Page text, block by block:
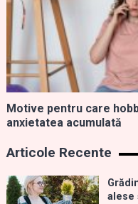
Motive pentru care
anxietatea acumulată
Articole Recente
alese